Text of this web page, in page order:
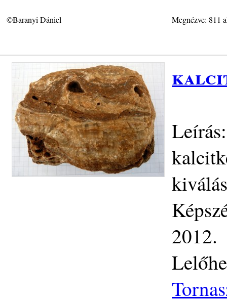
©Baranyi Dániel Megnézve: 811
2012.